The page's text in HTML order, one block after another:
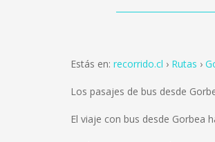
Estás en: recorrido.cl Rutas
Los pasajes de bus desde
El viaje con bus desde Gorbea